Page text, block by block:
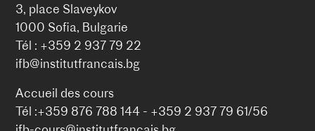
3, place Slaveykov
1000 Sofia, Bulgarie
Tél : +359 2 937 79 22
ifb@institutfrancais.bg
Accueil des cours
Tél :+359 876 788 144 - +359 2 937 79 61/56